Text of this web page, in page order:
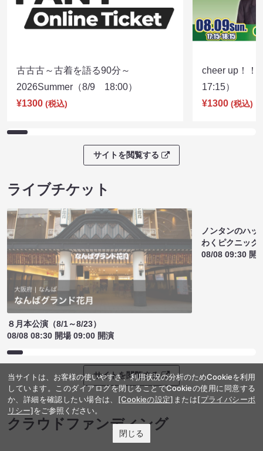
古古古～古着を語る90分～
2026Summer（8/9 18:00）
¥1300 (税込)
cheer up！
17:15）
¥1300 (税込)
サイトを閲覧する
ライブチケット
８月本公演（8/1～8/23）
08/08 08:30 開場 09:00 開演
サイトを閲覧する
クラウドファンディング
当サイトは、お客様の使いやすさ、利用状況の分析のためCookieを利用
しています。このダイアログを閉じることでCookieの使用に同意する
か、詳細を確認したい場合は、 [Cookieの設定] または[プライバシーポ
リシー]をご参照ください。
閉じる